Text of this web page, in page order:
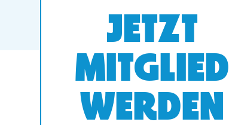
JETZT
MITGLIED
WERDEN